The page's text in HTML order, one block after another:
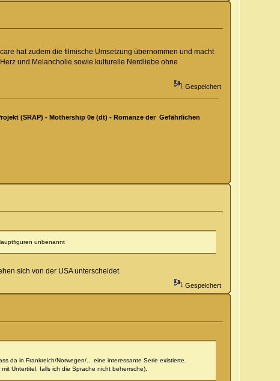
hat zudem die filmische Umsetzung übernommen und macht
und Melancholie sowie kulturelle Nerdliebe ohne
Gespeichert
(SRAP) - Mothership 0e (dt) - Romanze der Gefährlichen
unbenannt
sich von der USA unterscheidet.
Gespeichert
da in Frankreich/Norwegen/... eine interessante Serie existierte.
Untertitel, falls ich die Sprache nicht beherrsche).